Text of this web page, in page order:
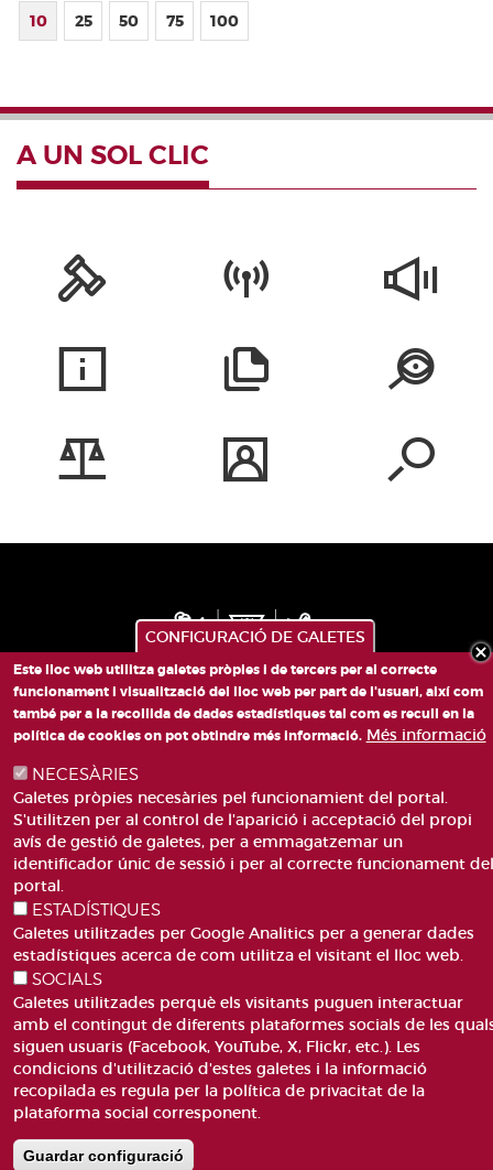
10 25 50 75 100
A UN SOL CLIC
PLAÇA DE SANT LLORENÇ, 4 VALÈNCIA 46003
Pie
de
página
ACCESIBILITAT
AVÍS LEGAL
CANAL DE DENÚNCIES
CONTACTEU
GLOSSARI
MAPA WEB
POLÍTICA DE GALETES
CONFIGURACIÓ DE GALETES
Este lloc web utilitza galetes pròpies i de tercers per al correcte
funcionament i visualització del lloc web per part de l'usuari, així com
també per a la recollida de dades estadístiques tal com es recull en la
política de cookies on pot obtindre més informació. Més informació
NECESÀRIES
Galetes pròpies necesàries pel funcionamient del portal.
S'utilitzen per al control de l'aparició i acceptació del propi
avís de gestió de galetes, per a emmagatzemar un
identificador únic de sessió i per al correcte funcionament del
portal.
ESTADÍSTIQUES
Galetes utilitzades per Google Analitics per a generar dades
estadístiques acerca de com utilitza el visitant el lloc web.
SOCIALS
Galetes utilitzades perquè els visitants puguen interactuar
amb el contingut de diferents plataformes socials de les
siguen usuaris (Facebook, YouTube, X, Flickr, etc.). Les
condicions d'utilització d'estes galetes i la informació
recopilada es regula per la política de privacitat de la
plataforma social corresponent.
Guardar configuració